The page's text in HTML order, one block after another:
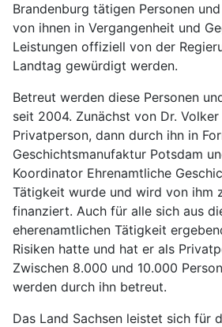
Brandenburg tätigen Personen
von ihnen in Vergangenheit und
Leistungen offiziell von der
Landtag gewürdigt werden.
Betreut werden diese Personen
seit 2004. Zunächst von Dr. Volker
Privatperson, dann durch ihn in
Geschichtsmanufaktur Potsdam
Koordinator Ehrenamtliche
Tätigkeit wurde und wird von ihm
finanziert. Auch für alle sich aus
eherenamtlichen Tätigkeit
Risiken hatte und hat er als
Zwischen 8.000 und 10.000
werden durch ihn betreut.
Das Land Sachsen leistet sich für